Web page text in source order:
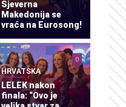
Sjeverna
Makedonija se
vraća na Eurosong!
HRVATSKA
LELEK nakon
finala: “Ovo je
0